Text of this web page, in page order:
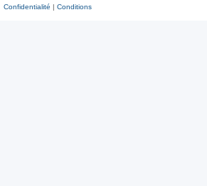
Confidentialité | Conditions